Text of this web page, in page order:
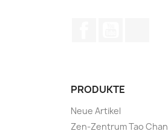
PRODUKTE
Neue Artikel
Zen-Zentrum Tao Chan